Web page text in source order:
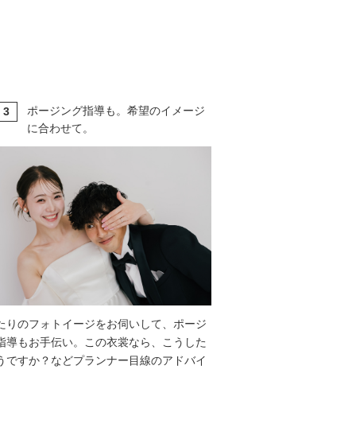
3
ポージング指導も。希望のイメージ
に合わせて。
りのフォトイージをお伺いして、ポージ
導もお手伝い。この衣裳なら、こうした
ですか？などプランナー目線のアドバイ